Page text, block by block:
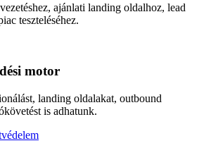
ajánlati landing oldalhoz, lead
teszteléséhez.
motor
landing oldalakat, outbound
is adhatunk.